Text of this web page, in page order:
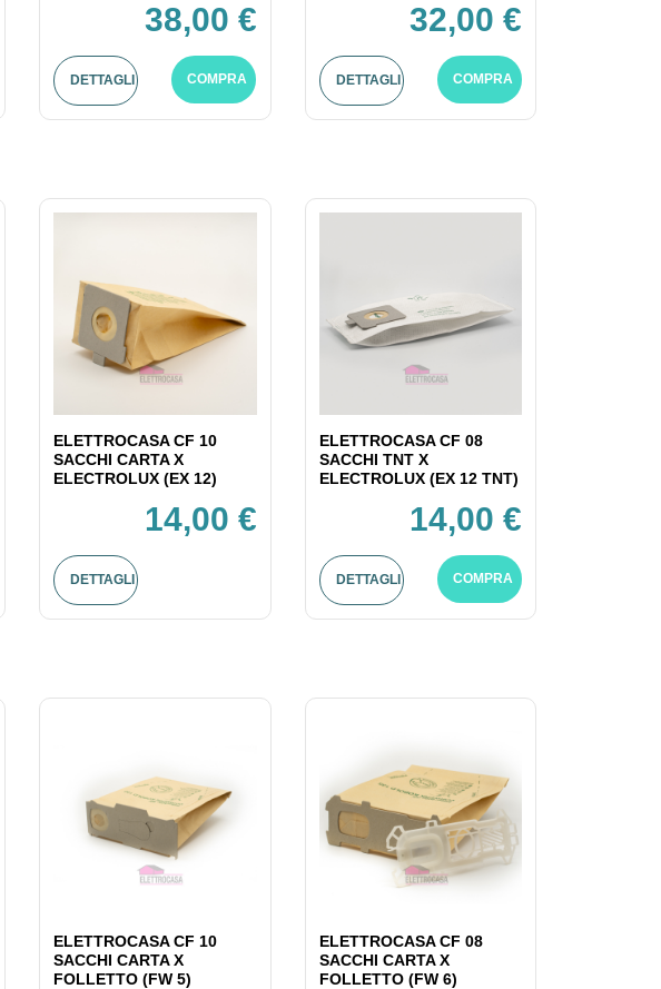
38,00 €
DETTAGLI COMPRA
32,00 €
DETTAGLI COMPRA
ELETTROCASA CF 10
SACCHI CARTA X
ELECTROLUX (EX 12)
14,00 €
DETTAGLI
ELETTROCASA CF 08
SACCHI TNT X
ELECTROLUX (EX 12 TNT)
14,00 €
DETTAGLI COMPRA
ELETTROCASA CF 10
SACCHI CARTA X
FOLLETTO (FW 5)
ELETTROCASA CF 08
SACCHI CARTA X
FOLLETTO (FW 6)